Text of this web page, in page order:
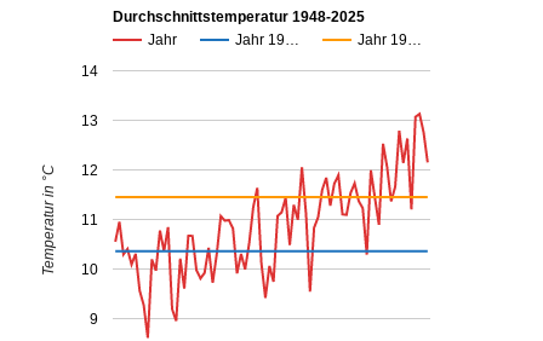
Durchschnittstemperatur 1948-2025
Jahr
Jahr 19… Jahr 19…
9
10
11
12
13
14
Temperatur in °C